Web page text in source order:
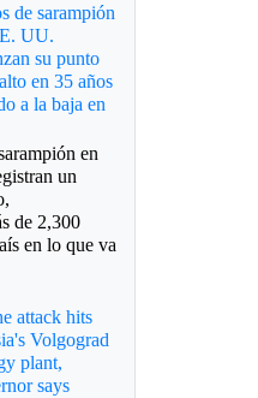
de sarampión
UU.
su punto
en 35 años
a la baja en
en
un
de 2,300
en lo que va
attack hits
Volgograd
plant,
says